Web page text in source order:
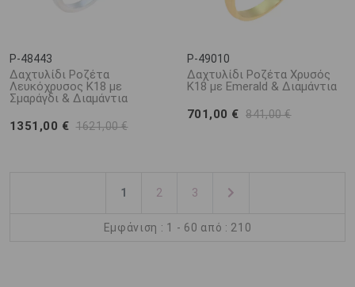
P-48443
Δαχτυλίδι Ροζέτα
Λευκόχρυσος Κ18 με
Σμαράγδι & Διαμάντια
1351,00 € 1621,00 €
P-49010
Δαχτυλίδι Ροζέτα Χρυσός
Κ18 με Emerald & Διαμάντια
701,00 € 841,00 €
1 2 3
Εμφάνιση : 1 - 60 από : 210